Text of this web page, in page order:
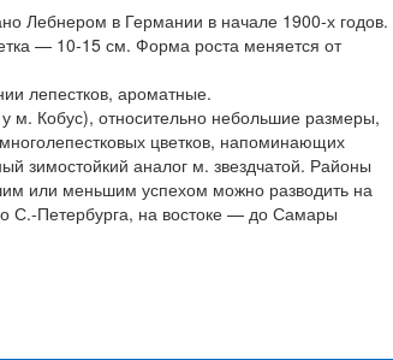
Лебнером в Германии в начале 1900-х годов.
— 10-15 см. Форма роста меняется от
лепестков, ароматные.
м. Кобус), относительно небольшие размеры,
цветков, напоминающих
зимостойкий аналог м. звездчатой. Районы
или меньшим успехом можно разводить на
С.-Петербурга, на востоке — до Самары